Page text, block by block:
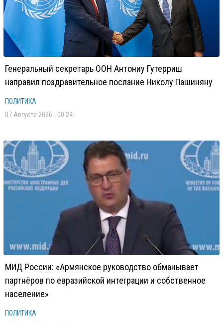
Генеральный секретарь ООН Антониу Гутерриш
направил поздравительное послание Николу Пашиняну
ПОЛИТИКА
07 Августа 2026 - 00:24
МИД России: «Армянское руководство обманывает
партнёров по евразийской интеграции и собственное
население»
ПОЛИТИКА